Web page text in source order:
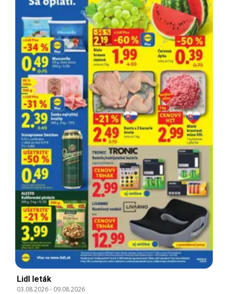
Lidl leták
03.08.2026- 09.08.2026